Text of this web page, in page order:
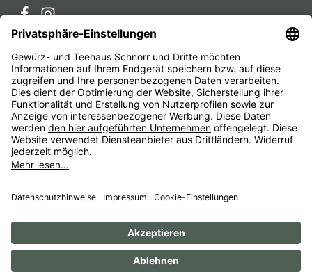
Service-Hotline
Service
Unternehmen
Alle Preise inkl. gesetzl. Mehrwertsteuer zzgl.
anders angegeben.
© 1956 - 2026 Gewürz- und Teehaus Schnorr - with
ImpressumAGBWiderrufsbelehrungenDatenschutz
Barrierefreiheit